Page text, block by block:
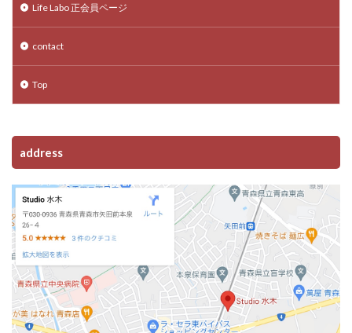
Life Labo 正会員ページ
contact
Top
address